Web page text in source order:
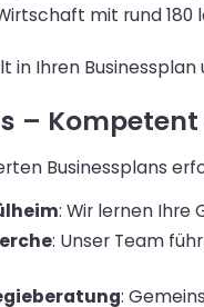
mit rund 180
in Ihren
–
Businessplans
: Wir lernen Ihre
: Unser Team
: